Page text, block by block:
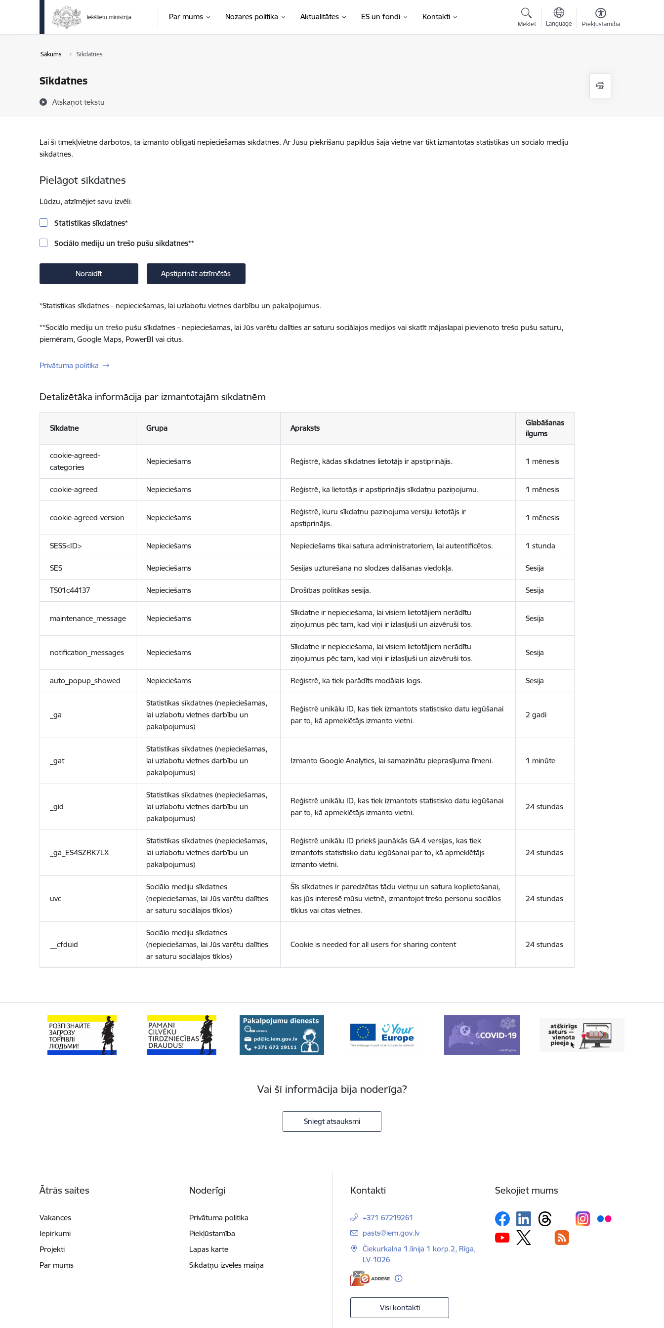
Pāriet uz lapas saturu
Par mums Nozares politika Aktualitātes ES un fondi Kontakti
Meklēt Language Piekļūstamība
Sākums Sīkdatnes
Sīkdatnes
Atskaņot tekstu
Lai šī tīmekļvietne darbotos, tā izmanto obligāti nepieciešamās sīkdatnes. Ar Jūsu piekrišanu papildus šajā vietnē var tikt izmantotas statistikas un sociālo mediju
sīkdatnes.
Pielāgot sīkdatnes
Lūdzu, atzīmējiet savu izvēli:
Statistikas sīkdatnes*
Sociālo mediju un trešo pušu sīkdatnes**
Noraidīt Apstiprināt atzīmētās
*Statistikas sīkdatnes - nepieciešamas, lai uzlabotu vietnes darbību un pakalpojumus.
**Sociālo mediju un trešo pušu sīkdatnes - nepieciešamas, lai Jūs varētu dalīties ar saturu sociālajos medijos vai skatīt mājaslapai pievienoto trešo pušu saturu,
piemēram, Google Maps, PowerBI vai citus.
Privātuma politika
Detalizētāka informācija par izmantotajām sīkdatnēm
Sīkdatne Grupa Apraksts
Glabāšanas
ilgums
cookie-agreed-
categories
Nepieciešams Reģistrē, kādas sīkdatnes lietotājs ir apstiprinājis. 1 mēnesis
cookie-agreed Nepieciešams Reģistrē, ka lietotājs ir apstiprinājis sīkdatņu paziņojumu. 1 mēnesis
cookie-agreed-version Nepieciešams
Reģistrē, kuru sīkdatņu paziņojuma versiju lietotājs ir
apstiprinājis.
1 mēnesis
SESS<ID> Nepieciešams Nepieciešams tikai satura administratoriem, lai autentificētos. 1 stunda
SES Nepieciešams Sesijas uzturēšana no slodzes dalīšanas viedokļa. Sesija
TS01c44137 Nepieciešams Drošības politikas sesija. Sesija
maintenance_message Nepieciešams
Sīkdatne ir nepieciešama, lai visiem lietotājiem nerādītu
ziņojumus pēc tam, kad viņi ir izlasījuši un aizvēruši tos.
Sesija
notification_messages Nepieciešams
Sīkdatne ir nepieciešama, lai visiem lietotājiem nerādītu
ziņojumus pēc tam, kad viņi ir izlasījuši un aizvēruši tos.
Sesija
auto_popup_showed Nepieciešams Reģistrē, ka tiek parādīts modālais logs. Sesija
_ga
Statistikas sīkdatnes (nepieciešamas,
lai uzlabotu vietnes darbību un
pakalpojumus)
Reģistrē unikālu ID, kas tiek izmantots statistisko datu iegūšanai
par to, kā apmeklētājs izmanto vietni.
2 gadi
_gat
Statistikas sīkdatnes (nepieciešamas,
lai uzlabotu vietnes darbību un
pakalpojumus)
Izmanto Google Analytics, lai samazinātu pieprasījuma līmeni. 1 minūte
_gid
Statistikas sīkdatnes (nepieciešamas,
lai uzlabotu vietnes darbību un
pakalpojumus)
Reģistrē unikālu ID, kas tiek izmantots statistisko datu iegūšanai
par to, kā apmeklētājs izmanto vietni.
24 stundas
_ga_ES4SZRK7LX
Statistikas sīkdatnes (nepieciešamas,
lai uzlabotu vietnes darbību un
pakalpojumus)
Reģistrē unikālu ID priekš jaunākās GA 4 versijas, kas tiek
izmantots statistisko datu iegūšanai par to, kā apmeklētājs
izmanto vietni.
24 stundas
uvc
Sociālo mediju sīkdatnes
(nepieciešamas, lai Jūs varētu dalīties
ar saturu sociālajos tīklos)
Šīs sīkdatnes ir paredzētas tādu vietņu un satura koplietošanai,
kas jūs interesē mūsu vietnē, izmantojot trešo personu sociālos
tīklus vai citas vietnes.
24 stundas
__cfduid
Sociālo mediju sīkdatnes
(nepieciešamas, lai Jūs varētu dalīties
ar saturu sociālajos tīklos)
Cookie is needed for all users for sharing content 24 stundas
Vai šī informācija bija noderīga?
Sniegt atsauksmi
Ātrās saites
Vakances
Iepirkumi
Projekti
Par mums
Noderīgi
Privātuma politika
Piekļūstamība
Lapas karte
Sīkdatņu izvēles maiņa
Kontakti
+371 67219261
E-pasts:
pasts@iem.gov.lv
Čiekurkalna 1.līnija 1 korp.2, Rīga,
LV-1026
Visi kontakti
Sekojiet mums